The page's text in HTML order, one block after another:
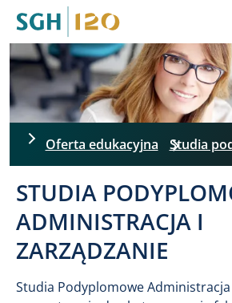
Oferta edukacyjna Studia
STUDIA
ADMINISTRACJA I
ZARZĄDZANIE
Studia Podyplomowe